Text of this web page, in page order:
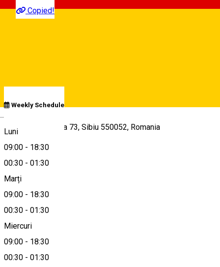
Copied!
09:00 - 18:30,00:30 - 01:30
Weekly Schedule
Luni
09:00 - 18:30
00:30 - 01:30
Marți
09:00 - 18:30
00:30 - 01:30
Miercuri
09:00 - 18:30
00:30 - 01:30
Șoseaua Alba Iulia 73, Sibiu 550052, Romania
Hartă